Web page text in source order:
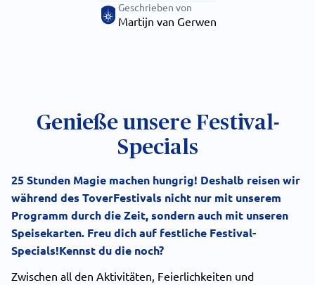
Geschrieben von
Martijn van Gerwen
Genieße unsere Festival-
Specials
25 Stunden Magie machen hungrig! Deshalb reisen wir
während des ToverFestivals nicht nur mit unserem
Programm durch die Zeit, sondern auch mit unseren
Speisekarten. Freu dich auf festliche Festival-
Specials!Kennst du die noch?
Zwischen all den Aktivitäten, Feierlichkeiten und